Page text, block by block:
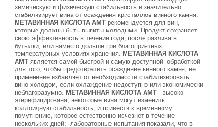
химическую и физическую стабильность и значительно
стабилизирует вина от осаждения кристаллов винного камня.
МЕТАВИННАЯ КИСЛОТА АМТ рекомендуется для вин,
которые должны быть выпиты молодыми. Продукт сохраняет
свою эффективность в течение года, после разлива в
бутылки, или намного дольше при благоприятных
температурных условиях хранения. МЕТАВИННАЯ КИСЛОТА
АМТ является самой быстрой и самую доступной обработкой
для того, чтобы предотвратить осаждение винного камня; ее
применение избавляет от необходимости стабилизировать
вино холодом, если охлаждение недоступно или экономически
неблагоразумно. МЕТАВИННАЯ КИСЛОТА АМТ - высоко
этерифицирована, некоторые вина могут изменить
коллоидную стабильность, и привести к временному
помутнению, которое естественно исчезнет в течение
нескольких дней; лабораторные испытания показали, что в